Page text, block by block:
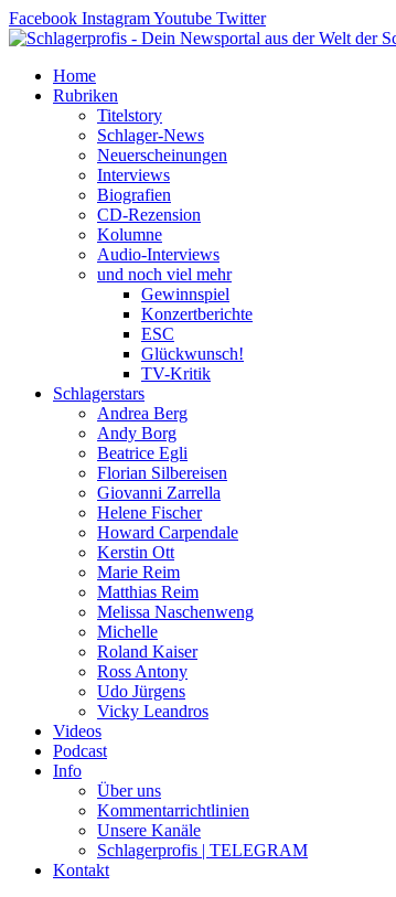
Zum
Inhalt
Facebook InstagramYoutube Twitter
Home
Rubriken
Titelstory
Schlager-News
Neuerscheinungen
Interviews
Biografien
CD-Rezension
Kolumne
Audio-Interviews
und noch viel mehr
Gewinnspiel
Konzertberichte
ESC
Glückwunsch!
TV-Kritik
Schlagerstars
Andrea Berg
Andy Borg
Beatrice Egli
Florian Silbereisen
Giovanni Zarrella
Helene Fischer
Howard Carpendale
Kerstin Ott
Marie Reim
Matthias Reim
Melissa Naschenweng
Michelle
Roland Kaiser
Ross Antony
Udo Jürgens
Vicky Leandros
Videos
Podcast
Info
Über uns
Kommentarrichtlinien
Unsere Kanäle
Schlagerprofis | TELEGRAM
Kontakt